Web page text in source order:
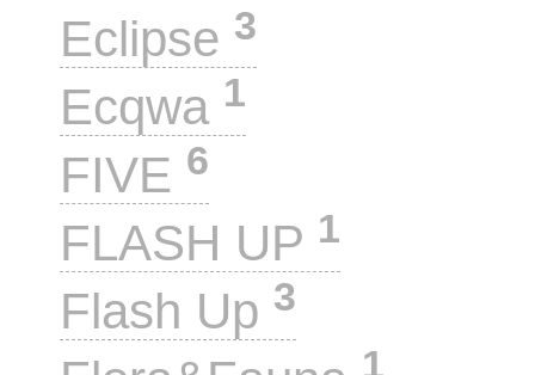
Eclipse 3
Ecqwa 1
FIVE 6
FLASH UP 1
Flash Up 3
1